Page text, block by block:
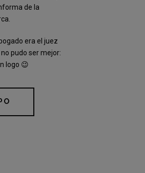
de la
era el juez
pudo ser mejor:
logo 😉